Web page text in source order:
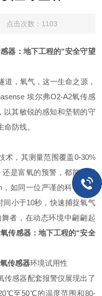
击次数：1103
器：地下工程的“安全守望
道，氧气，这一生命之源，
埃尔弗O2-A2氧传感
以其敏锐的感知和坚韧的守
防线。
术，其测量范围覆盖0-30%
是富氧的预警，都能游刃
，如同一位严谨的科学家，
间小于10秒，快速捕捉氧气
者，在动态环境中翩翩起
氧传感器：地下工程的“安全
氧传感器环境试用性
传感器配套报警仪展现出了
℃至50℃的温度范围和80-